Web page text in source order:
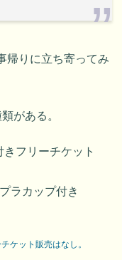
帰りに立ち寄ってみ
がある。
きフリーチケット
ラカップ付き
ケット販売はなし。